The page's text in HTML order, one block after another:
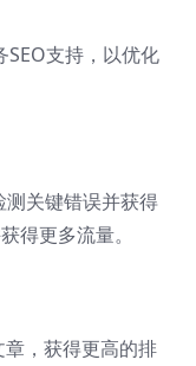
支持，以优化
关键错误并获得
得更多流量。
，获得更高的排